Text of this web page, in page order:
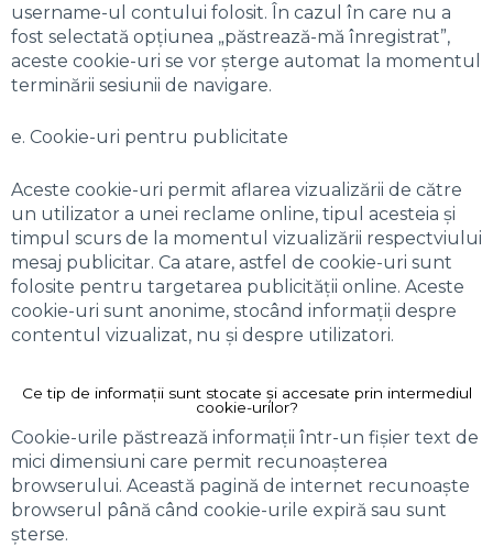
username-ul contului folosit. În cazul în care nu a
fost selectată opțiunea „păstrează-mă înregistrat”,
aceste cookie-uri se vor șterge automat la momentul
terminării sesiunii de navigare.
e. Cookie-uri pentru publicitate
Aceste cookie-uri permit aflarea vizualizării de către
un utilizator a unei reclame online, tipul acesteia și
timpul scurs de la momentul vizualizării respectviului
mesaj publicitar. Ca atare, astfel de cookie-uri sunt
folosite pentru targetarea publicității online. Aceste
cookie-uri sunt anonime, stocând informații despre
contentul vizualizat, nu și despre utilizatori.
Ce tip de informații sunt stocate și accesate prin intermediul
cookie-urilor?
Cookie-urile păstrează informații într-un fișier text de
mici dimensiuni care permit recunoașterea
browserului. Această pagină de internet recunoaște
browserul până când cookie-urile expiră sau sunt
șterse.